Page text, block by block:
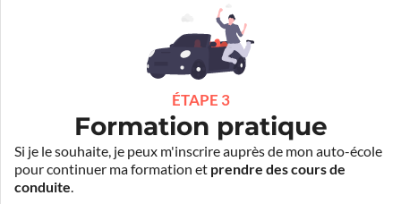
ÉTAPE 3
Formation pratique
Si je le souhaite, je peux m'inscrire auprès de mon auto-école
pour continuer ma formation et prendre des cours de
conduite.